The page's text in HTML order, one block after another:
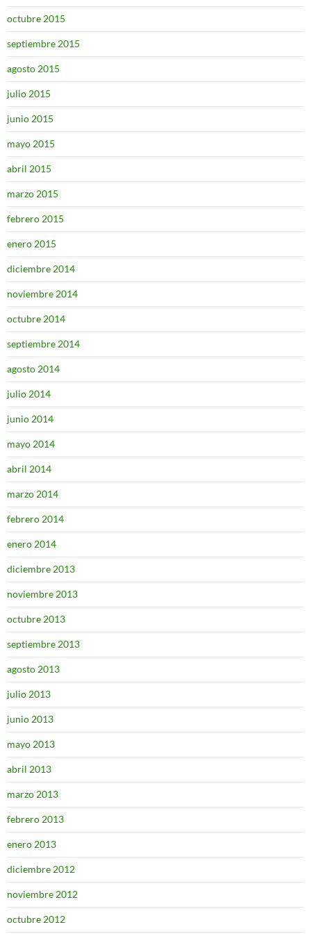
octubre 2015
septiembre 2015
agosto 2015
julio 2015
junio 2015
mayo 2015
abril 2015
marzo 2015
febrero 2015
enero 2015
diciembre 2014
noviembre 2014
octubre 2014
septiembre 2014
agosto 2014
julio 2014
junio 2014
mayo 2014
abril 2014
marzo 2014
febrero 2014
enero 2014
diciembre 2013
noviembre 2013
octubre 2013
septiembre 2013
agosto 2013
julio 2013
junio 2013
mayo 2013
abril 2013
marzo 2013
febrero 2013
enero 2013
diciembre 2012
noviembre 2012
octubre 2012